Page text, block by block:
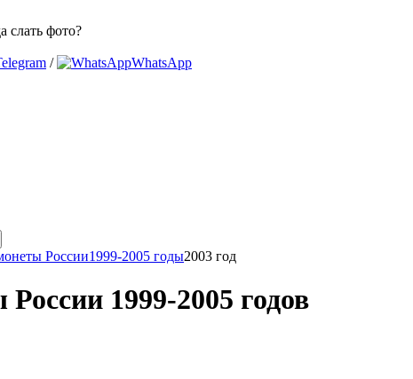
слать фото?
/
WhatsApp
России1999-2005 годы2003 год
1999-2005 годов